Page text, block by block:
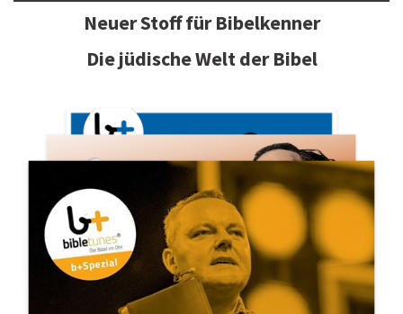
Neuer Stoff für Bibelkenner
Die jüdische Welt der Bibel